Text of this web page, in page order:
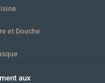
aux
et Douche